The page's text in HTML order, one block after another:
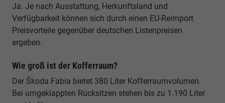
Ja. Je nach Ausstattung, Herkunftsland und
Verfügbarkeit können sich durch einen EU-Reimport
Preisvorteile gegenüber deutschen Listenpreisen
ergeben.
Wie groß ist der Kofferraum?
Der Škoda Fabia bietet 380 Liter Kofferraumvolumen.
Bei umgeklappten Rücksitzen stehen bis zu 1.190 Liter